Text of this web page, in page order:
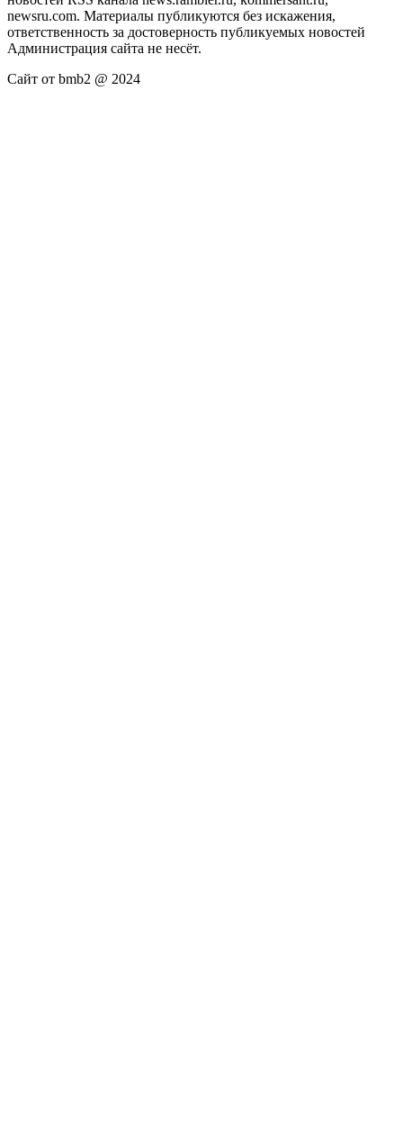
newsru.com. Материалы публикуются без искажения,
ответственность за достоверность публикуемых новостей
Администрация сайта не несёт.
Сайт от bmb2 @ 2024